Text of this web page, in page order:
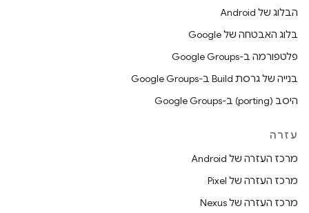
הבלוג של Android
בלוג האבטחה של Google
פלטפורמה ב-Google Groups
בנייה של גרסת Build ב-Google Groups
היסב (porting) ב-Google Groups
עזרה
מרכז העזרה של Android
מרכז העזרה של Pixel
מרכז העזרה של Nexus